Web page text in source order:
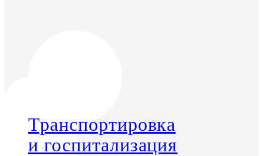
Транспортировка
и госпитализация